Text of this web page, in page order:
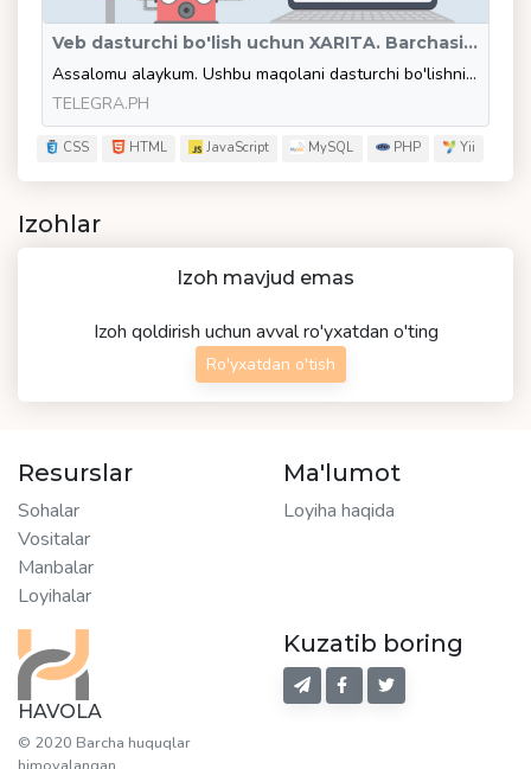
Veb dasturchi bo'lish uchun XARITA. Barchasi bepul! Shoshiling! Videodarslarni ko'rish cheklanmagan!
Assalomu alaykum. Ushbu maqolani dasturchi bo'lishni xohlayotgan lekin nimadan boshlashni bilmayotgan, nimani o'rganishni bilmayotgan, qaysi yo'nalishni tanlash kerakligini bilolmayotganlar uchun yozishga qaror qildim.
TELEGRA.PH
CSS HTML JavaScript MySQL PHP Yii
Izohlar
Izoh mavjud emas
Izoh qoldirish uchun avval ro'yxatdan o'ting
Ro'yxatdan o'tish
HAVOLA
© 2020 Barcha huquqlar
Resurslar
Sohalar
Vositalar
Manbalar
Loyihalar
Ma'lumot
Loyiha haqida
Kuzatib boring